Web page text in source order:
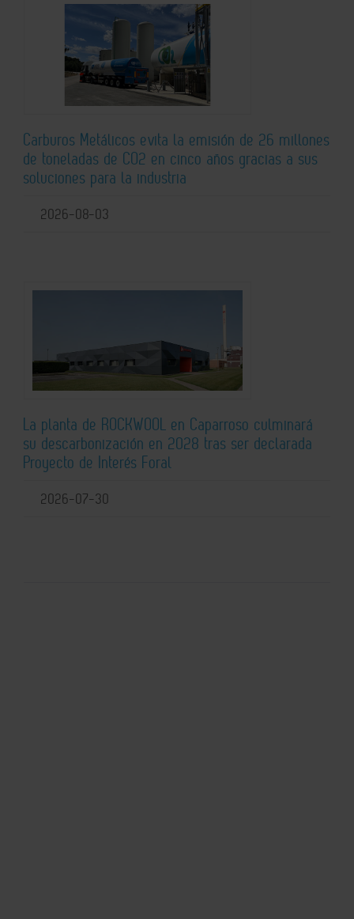
Carburos Metálicos evita la emisión de 26 millones
de toneladas de CO2 en cinco años gracias a sus
soluciones para la industria
2026-08-03
La planta de ROCKWOOL en Caparroso culminará
su descarbonización en 2028 tras ser declarada
Proyecto de Interés Foral
2026-07-30